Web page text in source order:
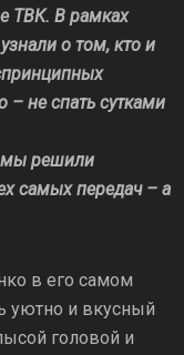
ТВК. В рамках
о том, кто и
– не спать сутками
мы решили
самых передач – а
в его самом
уютно и вкусный
головой и